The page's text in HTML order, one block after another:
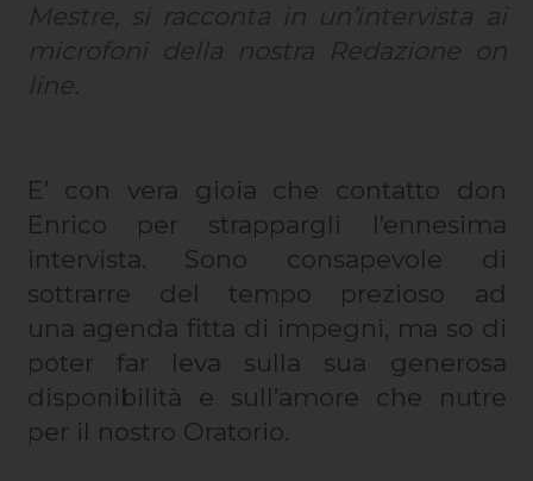
Mestre, si racconta in un’intervista ai
microfoni della nostra Redazione on
line.
E’ con vera gioia che contatto don
Enrico per strappargli l’ennesima
intervista. Sono consapevole di
sottrarre del tempo prezioso ad
una agenda fitta di impegni, ma so di
poter far leva sulla sua generosa
disponibilità e sull’amore che nutre
per il nostro Oratorio.